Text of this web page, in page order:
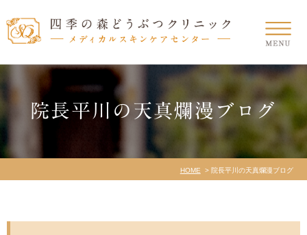
院長平川の天真爛漫ブログ
HOME 院長平川の天真爛漫ブログ